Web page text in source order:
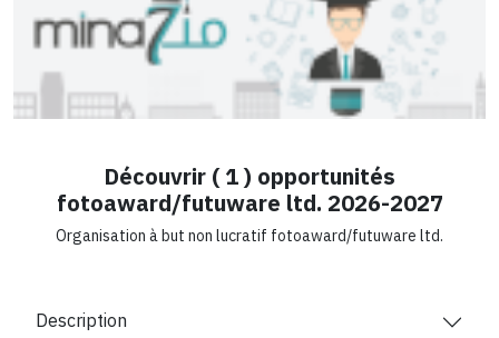
Découvrir ( 1 ) opportunités
fotoaward/futuware ltd. 2026-2027
Organisation à but non lucratif fotoaward/futuware ltd.
Description